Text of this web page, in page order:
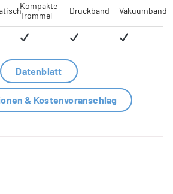
Kompakte
Trommel
Druckband Vakuumband
Datenblatt
& Kostenvoranschlag